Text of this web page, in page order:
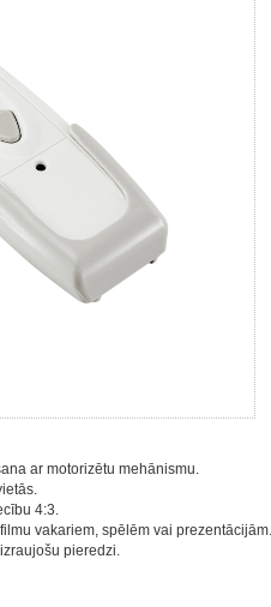
ar motorizētu mehānismu.
4:3.
vakariem, spēlēm vai prezentācijām.
pieredzi.